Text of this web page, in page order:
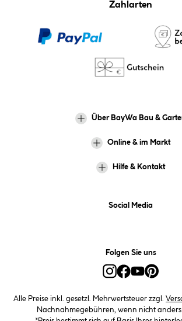
Zahlarten
Über BayWa Bau &
Online & im Markt
Hilfe & Kontakt
Social Media
Folgen Sie uns
Alle Preise inkl. gesetzl. Mehrwertsteuer zzgl.
Nachnahmegebühren, wenn nicht